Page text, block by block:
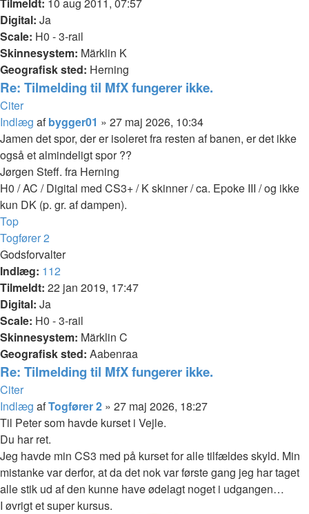
Digital: Ja
Scale: H0 - 3-rail
Skinnesystem: Märklin K
Geografisk sted: Herning
Re: Tilmelding til MfX fungerer ikke.
Citer
Indlæg afbygger01 » 27 maj 2026, 10:34
Jamen det spor, der er isoleret fra resten af banen, er det ikke
også et almindeligt spor ??
Jørgen Steff. fra Herning
H0 / AC / Digital med CS3+ / K skinner / ca. Epoke III / og ikke
kun DK (p. gr. af dampen).
Top
Togfører 2
Godsforvalter
Indlæg: 112
Tilmeldt: 22 jan 2019, 17:47
Digital: Ja
Scale: H0 - 3-rail
Skinnesystem: Märklin C
Geografisk sted: Aabenraa
Re: Tilmelding til MfX fungerer ikke.
Citer
Indlæg afTogfører 2 » 27 maj 2026, 18:27
Til Peter som havde kurset i Vejle.
Du har ret.
Jeg havde min CS3 med på kurset for alle tilfældes skyld. Min
mistanke var derfor, at da det nok var første gang jeg har taget
alle stik ud af den kunne have ødelagt noget i udgangen…
I øvrigt et super kursus.